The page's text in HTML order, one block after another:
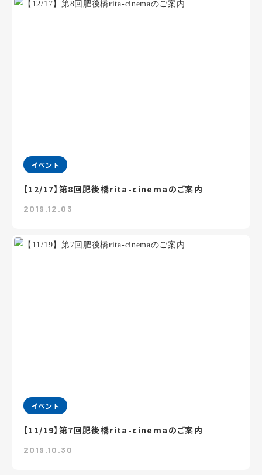
イベント
【12/17】第8回肥後橋rita-cinemaのご案内
2019.12.03
イベント
【11/19】第7回肥後橋rita-cinemaのご案内
2019.10.30